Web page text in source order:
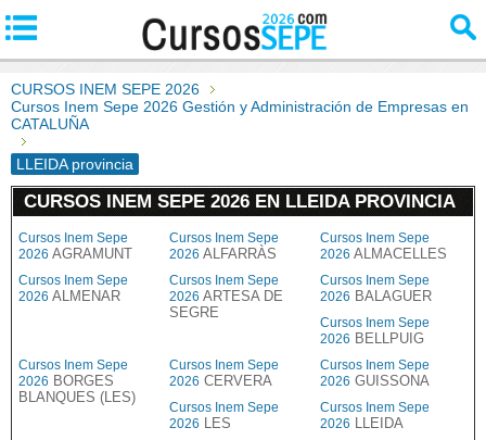
CURSOS INEM SEPE 2026
Cursos Inem Sepe 2026 Gestión y Administración de Empresas en
CATALUÑA
LLEIDA provincia
CURSOS INEM SEPE 2026 EN LLEIDA PROVINCIA
Cursos Inem Sepe
2026 AGRAMUNT
Cursos Inem Sepe
2026 ALFARRÀS
Cursos Inem Sepe
2026 ALMACELLES
Cursos Inem Sepe
2026 ALMENAR
Cursos Inem Sepe
2026 ARTESA DE
SEGRE
Cursos Inem Sepe
2026 BALAGUER
Cursos Inem Sepe
2026 BELLPUIG
Cursos Inem Sepe
2026 BORGES
BLANQUES (LES)
Cursos Inem Sepe
2026 CERVERA
Cursos Inem Sepe
2026 GUISSONA
Cursos Inem Sepe
2026 LES
Cursos Inem Sepe
2026 LLEIDA